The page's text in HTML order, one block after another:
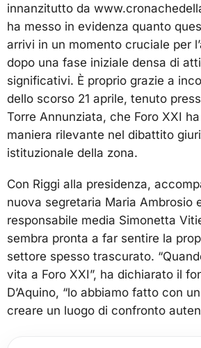
innanzitutto da
ha messo in evidenza quanto
arrivi in un momento cruciale per
dopo una fase iniziale densa di
significativi. È proprio grazie a
dello scorso 21 aprile, tenuto
Torre Annunziata, che Foro XXI
maniera rilevante nel dibattito
istituzionale della zona.
Con Riggi alla presidenza,
nuova segretaria Maria Ambrosio
responsabile media Simonetta
sembra pronta a far sentire la
settore spesso trascurato.
vita a Foro XXI”, ha dichiarato il
D’Aquino, “lo abbiamo fatto con
creare un luogo di confronto